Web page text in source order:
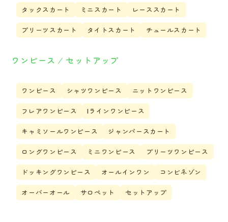
タックスカート ミニスカート レーススカート
プリーツスカート タイトスカート チュールスカート
ワンピース ⁄ セットアップ
ワンピース シャツワンピース ニットワンピース
フレアワンピース Iラインワンピース
キャミソールワンピース ジャンパースカート
ロングワンピース ミニワンピース プリーツワンピース
ドッキングワンピース オールインワン コンビネゾン
オーバーオール サロペット セットアップ